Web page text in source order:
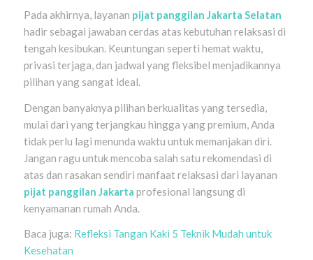
Pada akhirnya, layanan pijat panggilan Jakarta Selatan
hadir sebagai jawaban cerdas atas kebutuhan relaksasi di
tengah kesibukan. Keuntungan seperti hemat waktu,
privasi terjaga, dan jadwal yang fleksibel menjadikannya
pilihan yang sangat ideal.
Dengan banyaknya pilihan berkualitas yang tersedia,
mulai dari yang terjangkau hingga yang premium, Anda
tidak perlu lagi menunda waktu untuk memanjakan diri.
Jangan ragu untuk mencoba salah satu rekomendasi di
atas dan rasakan sendiri manfaat relaksasi dari layanan
pijat panggilan Jakarta profesional langsung di
kenyamanan rumah Anda.
Baca juga: Refleksi Tangan Kaki 5 Teknik Mudah untuk
Kesehatan